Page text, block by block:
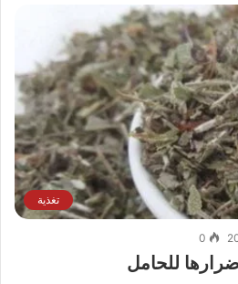
تغذية
0
للحامل